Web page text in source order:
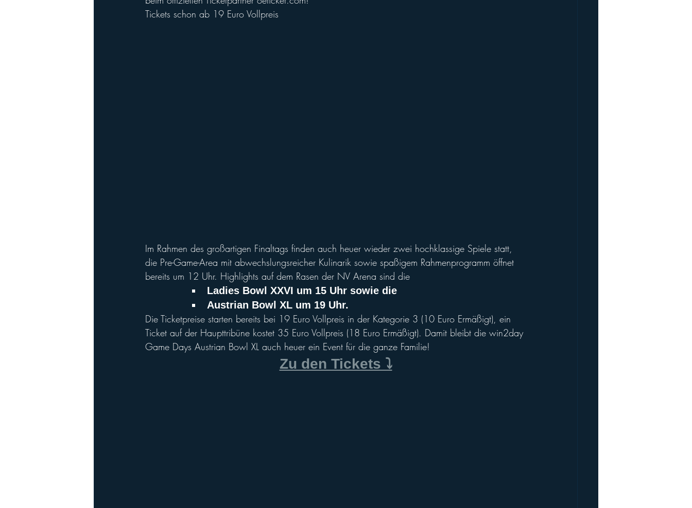
Ladies Football Hall of Fame
Tickets schon ab 19 Euro Vollpreis
Im Rahmen des großartigen Finaltags finden auch heuer wieder zwei hochklassige Spiele statt,
die Pre-Game-Area mit abwechslungsreicher Kulinarik sowie spaßigem Rahmenprogramm öffnet
bereits um 12 Uhr. Highlights auf dem Rasen der NV Arena sind die
Ladies Bowl XXVI um 15 Uhr sowie die
Austrian Bowl XL um 19 Uhr.
Die Ticketpreise starten bereits bei 19 Euro Vollpreis in der Kategorie 3 (10 Euro Ermäßigt), ein
Ticket auf der Haupttribüne kostet 35 Euro Vollpreis (18 Euro Ermäßigt). Damit bleibt die win2day
Game Days Austrian Bowl XL auch heuer ein Event für die ganze Familie!
Zu den Tickets ⤵️